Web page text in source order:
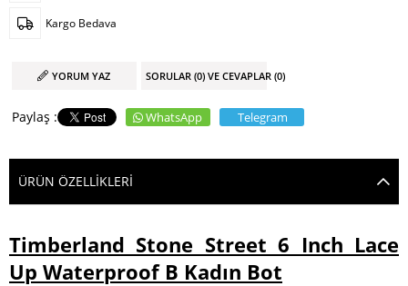
Kargo Bedava
YORUM YAZ SORULAR (0) VE CEVAPLAR (0)
WhatsApp Telegram
ÜRÜN ÖZELLIKLERI
Timberland Stone Street 6 Inch Lace
Up Waterproof B Kadın Bot